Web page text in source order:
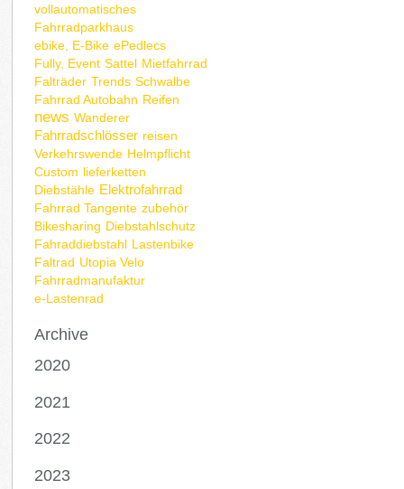
vollautomatisches
Fahrradparkhaus
ebike, E-Bike ePedlecs
Fully, Event Sattel Mietfahrrad
Falträder Trends Schwalbe
Fahrrad Autobahn Reifen
news Wanderer
Fahrradschlösser reisen
Verkehrswende Helmpflicht
Custom lieferketten
Diebstähle Elektrofahrrad
Fahrrad Tangente zubehör
Bikesharing Diebstahlschutz
Fahraddiebstahl Lastenbike
Faltrad Utopia Velo
Fahrradmanufaktur
e-Lastenrad
Archive
2020
2021
2022
2023